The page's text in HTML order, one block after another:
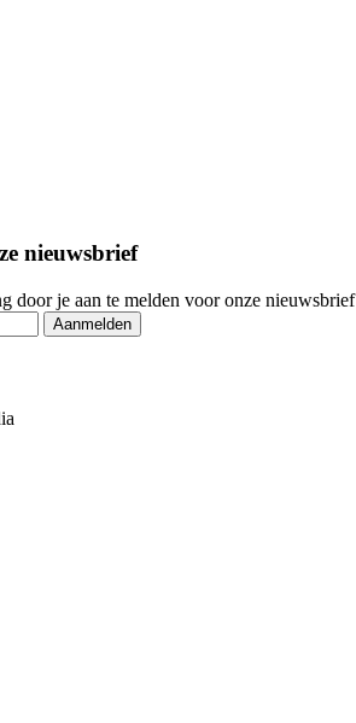
nieuwsbrief
door je aan te melden voor onze nieuwsbrief
Aanmelden